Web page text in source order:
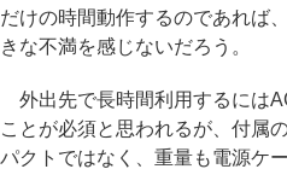
だけの時間動作するのであれば
きな不満を感じないだろう。
外出先で長時間利用するには
ことが必須と思われるが、付属
パクトではなく、重量も電源ケ